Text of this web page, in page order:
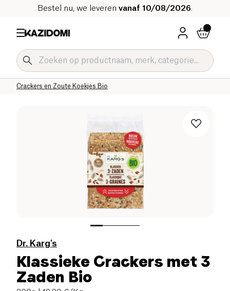
Bestel nu, we leveren vanaf 10/08/2026
Crackers en Zoute Koekjes Bio
Zoute Snacks en Aperitieven Bio
Zoute Kruidenierswaren Bio
Onze biologische catalogus
Home
Dr. Karg's
Klassieke Crackers met 3
Zaden Bio